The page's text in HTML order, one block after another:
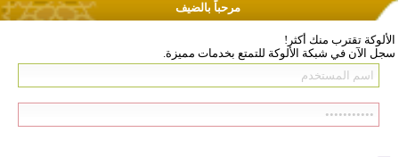
مرحباً بالضيف
الألوكة تقترب منك أكثر!
سجل الآن في شبكة الألوكة للتمتع بخدمات مميزة.